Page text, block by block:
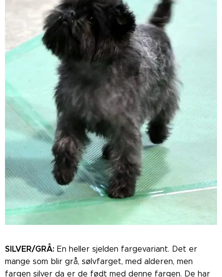
SILVER/GRÅ: En heller sjelden fargevariant. Det er
mange som blir grå, sølvfarget, med alderen, men
fargen silver da er de født med denne fargen. De har